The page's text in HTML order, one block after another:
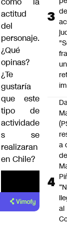
actitud
del
personaje.
¿Qué
opinas?
¿Te
gustaría
que este
tipo de
actividade
s se
realizaran
en Chile?
de
un
a
de
al